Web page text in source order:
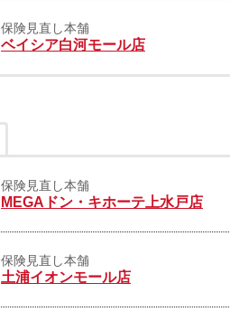
保険見直し本舗
ベイシア白河モール店
保険見直し本舗
MEGAドン・キホーテ上水戸店
保険見直し本舗
土浦イオンモール店